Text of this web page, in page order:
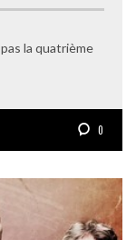
pas la quatrième
0